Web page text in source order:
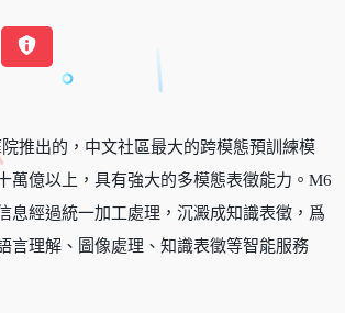
推出的，中文社區最大的跨模態預訓練模
萬億以上，具有強大的多模態表徵能力。M6
息經過統一加工處理，沉澱成知識表徵，爲
言理解、圖像處理、知識表徵等智能服務